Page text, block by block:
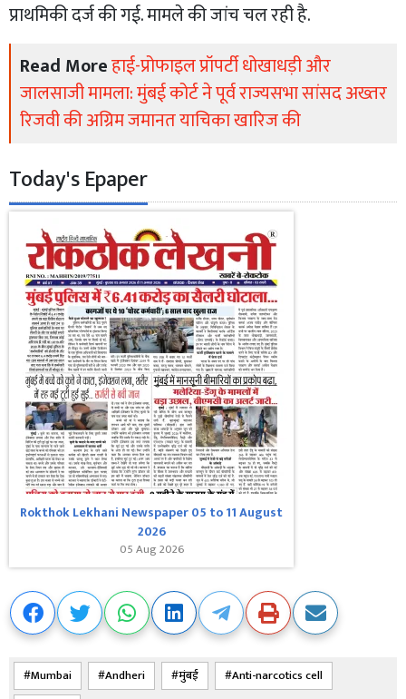
प्राथमिकी दर्ज की गई. मामले की जांच चल रही है.
Read Moreहाई-प्रोफाइल प्रॉपर्टी धोखाधड़ी और
जालसाजी मामला: मुंबई कोर्ट ने पूर्व राज्यसभा सांसद अख्तर
रिजवी की अग्रिम जमानत याचिका खारिज की
Today's Epaper
Rokthok Lekhani Newspaper 05 to 11 August
2026
05 Aug 2026
Mumbai Andheri मुंबई Anti-narcotics cell